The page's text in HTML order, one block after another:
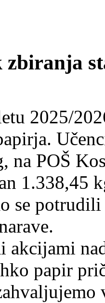
zbiranja
2025/
na POŠ
1.338,45
se
akcijami
papir